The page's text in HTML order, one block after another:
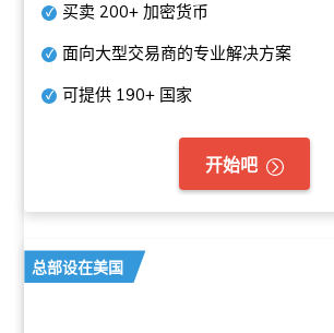
买卖200+ 加密货币
面向大型交易商的专业解决方案
可提供 190+ 国家
开始吧
总部设在美国